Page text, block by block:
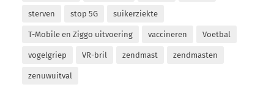
sterven stop 5G suikerziekte
T-Mobile en Ziggo uitvoering vaccineren Voetbal
vogelgriep VR-bril zendmast zendmasten
zenuwuitval